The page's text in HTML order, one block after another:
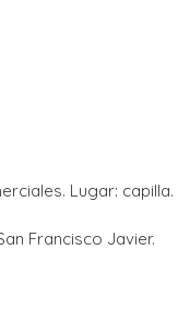
Lugar: capilla.
Francisco Javier.